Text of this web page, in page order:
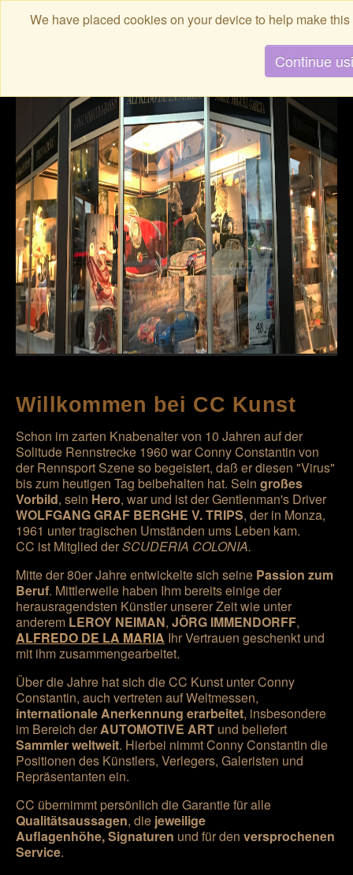
News
Picture/Story
Künstler
Art Shop
Impressionen
Fine Art Logistics
Presse
Bücher / Decor
Kontakt
English
Willkommen bei CC Kunst
Schon im zarten Knabenalter von 10 Jahren auf der
Solitude Rennstrecke 1960 war Conny Constantin von
der Rennsport Szene so begeistert, daß er diesen "Virus"
bis zum heutigen Tag beibehalten hat. Sein großes
Vorbild, sein Hero, war und ist der Gentlenman's Driver
WOLFGANG GRAF BERGHE V. TRIPS, der in Monza,
1961 unter tragischen Umständen ums Leben kam.
CC ist Mitglied derSCUDERIA COLONIA.
Mitte der 80er Jahre entwickelte sich seine Passion zum
Beruf. Mittlerweile haben Ihm bereits einige der
herausragendsten Künstler unserer Zeit wie unter
anderem LEROY NEIMAN, JÖRG IMMENDORFF,
ALFREDO DE LA MARIA Ihr Vertrauen geschenkt und
mit ihm zusammengearbeitet.
Über die Jahre hat sich die CC Kunst unter Conny
Constantin, auch vertreten auf Weltmessen,
internationale Anerkennung erarbeitet, insbesondere
im Bereich derAUTOMOTIVE ART und beliefert
Sammler weltweit. Hierbei nimmt Conny Constantin die
Positionen des Künstlers, Verlegers, Galeristen und
Repräsentanten ein.
CC übernimmt persönlich die Garantie für alle
Qualitätsaussagen, die jeweilige
Auflagenhöhe,Signaturen und für den versprochenen
Service.
We have placed cookies on your device to help make
Continue